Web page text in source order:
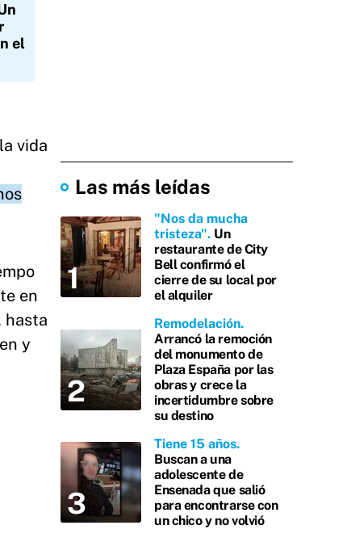
el
vida
en
hasta
y
Las más leídas
"Nos da mucha
tristeza" Un
restaurante de City
Bell confirmó el
cierre de su local por
el alquiler
Remodelación
Arrancó la remoción
del monumento de
Plaza España por las
obras y crece la
incertidumbre sobre
su destino
Tiene 15 años
Buscan a una
adolescente de
Ensenada que salió
para encontrarse con
un chico y no volvió